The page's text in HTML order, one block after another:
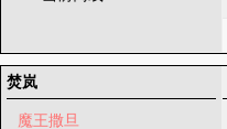
焚岚
魔王撒旦